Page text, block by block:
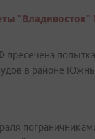
попытка
в районе